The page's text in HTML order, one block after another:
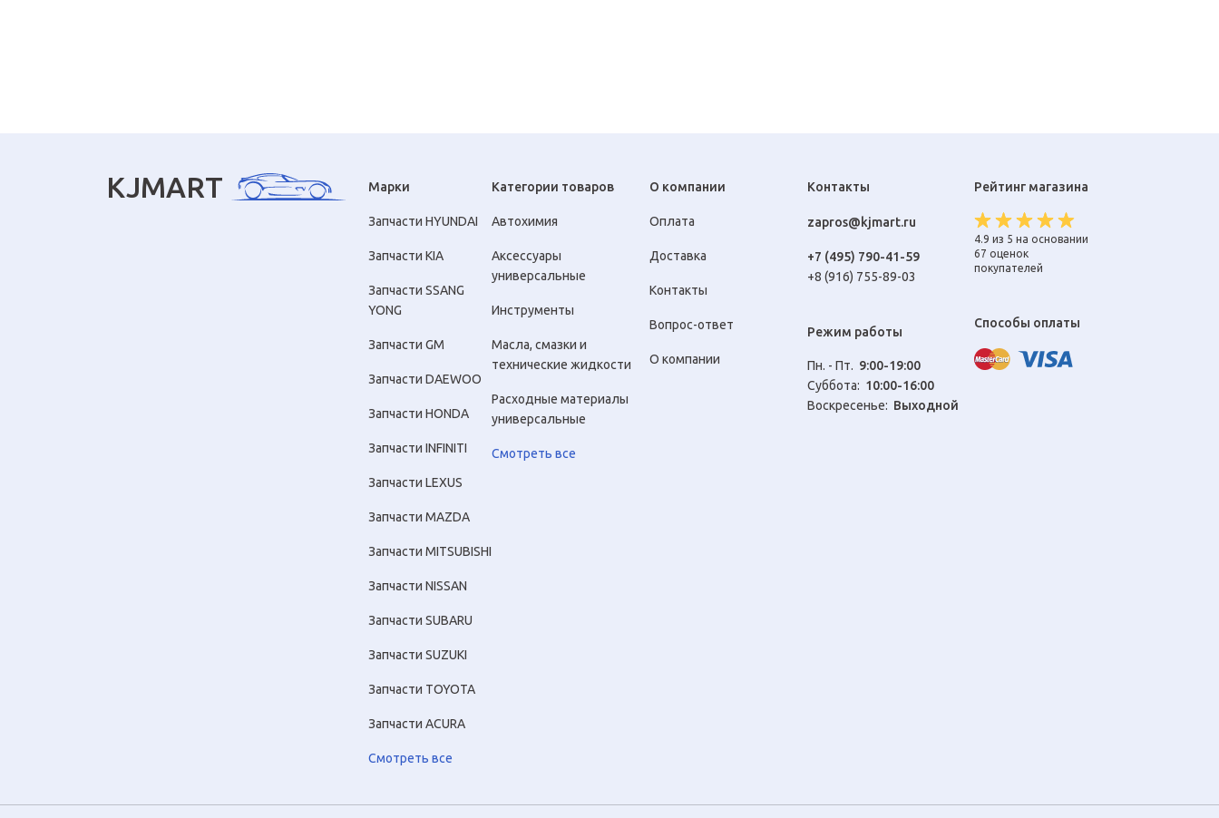
KJMART Марки
Запчасти HYUNDAI
Запчасти KIA
Запчасти SSANG
YONG
Запчасти GM
Запчасти DAEWOO
Запчасти HONDA
Запчасти INFINITI
Запчасти LEXUS
Запчасти MAZDA
Запчасти MITSUBISHI
Запчасти NISSAN
Запчасти SUBARU
Запчасти SUZUKI
Запчасти TOYOTA
Запчасти ACURA
Смотреть все
Категории товаров
Автохимия
Аксессуары
универсальные
Инструменты
Масла, смазки и
технические жидкости
Расходные материалы
универсальные
Смотреть все
О компании
Оплата
Доставка
Контакты
Вопрос-ответ
О компании
Контакты
zapros@kjmart.ru
+7 (495) 790-41-59
+8 (916) 755-89-03
Режим работы
Пн. - Пт. 9:00-19:00
Cуббота: 10:00-16:00
Воскресенье: Выходной
Рейтинг магазина
4.9 из 5 на основании
67 оценок
покупателей
Способы оплаты